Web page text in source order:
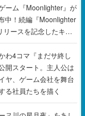
わ4コマ『まだサ終し
開スタート。主人公は
ヤ、ゲーム会社を舞台
る社員たちを描く
ヌ川の星月夜』をあし
ッグなどが登場。8月7
定で予約販売